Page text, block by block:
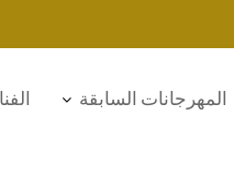
المهرجانات السابقة